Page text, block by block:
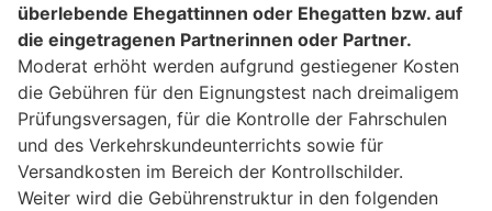
überlebende Ehegattinnen oder Ehegatten bzw. auf
die eingetragenen Partnerinnen oder Partner.
Moderat erhöht werden aufgrund gestiegener Kosten
die Gebühren für den Eignungstest nach dreimaligem
Prüfungsversagen, für die Kontrolle der Fahrschulen
und des Verkehrskundeunterrichts sowie für
Versandkosten im Bereich der Kontrollschilder.
Weiter wird die Gebührenstruktur in den folgenden